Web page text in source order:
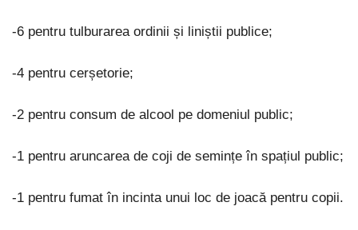
-6 pentru tulburarea ordinii și liniștii publice;
-4 pentru cerșetorie;
-2 pentru consum de alcool pe domeniul public;
-1 pentru aruncarea de coji de semințe în spațiul public;
-1 pentru fumat în incinta unui loc de joacă pentru copii.